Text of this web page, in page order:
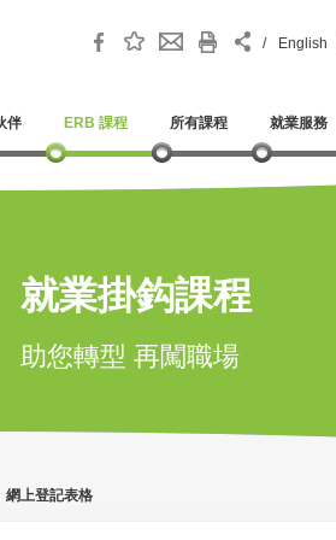
/ English
伴 ERB 課程 所有課程 就業服務
就業掛鈎課程
助您轉型 再闖職場
網上登記表格